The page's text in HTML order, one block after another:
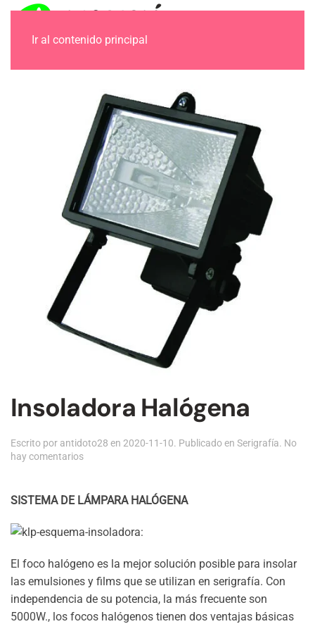
Ir al contenido principal
Insoladora Halógena
Escrito por antidoto28 en 2020-11-10. Publicado en Serigrafía. No
hay comentariosen
SISTEMA DE LÁMPARA HALÓGENA
El foco halógeno es la mejor solución posible para insolar
las emulsiones y films que se utilizan en serigrafía. Con
independencia de su potencia, la más frecuente son
5000W., los focos halógenos tienen dos ventajas básicas